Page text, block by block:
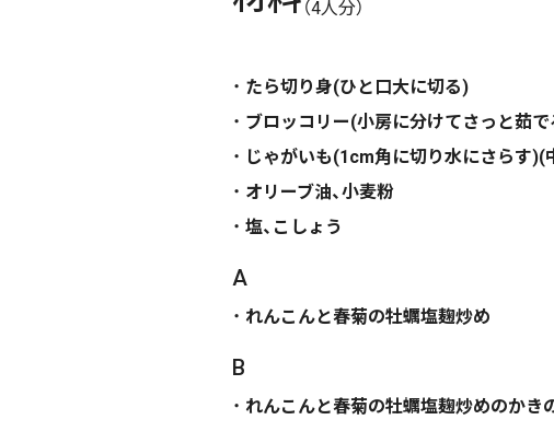
（4人分）
たら切り身(ひと口大に切る)
ブロッコリー(小房に分けてさっと茹で
じゃがいも(1cm角に切り水にさらす)(
オリーブ油、小麦粉
塩、こしょう
A
れんこんと春菊の牡蠣塩麹炒め
B
れんこんと春菊の牡蠣塩麹炒めのかき